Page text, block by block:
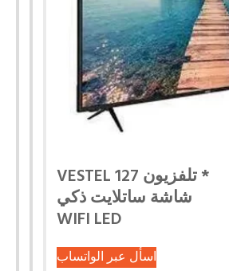
* تلفزيون VESTEL 127
شاشة ساتلايت ذكي
WIFI LED
اسأل عبر الواتساب